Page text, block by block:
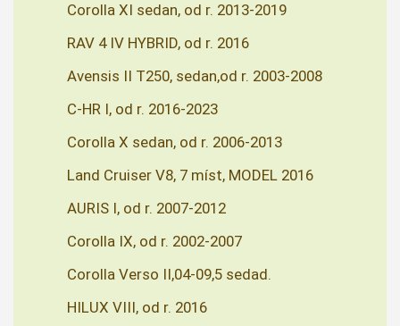
Corolla XI sedan, od r. 2013-2019
RAV 4 IV HYBRID, od r. 2016
Avensis II T250, sedan,od r. 2003-2008
C-HR I, od r. 2016-2023
Corolla X sedan, od r. 2006-2013
Land Cruiser V8, 7 míst, MODEL 2016
AURIS I, od r. 2007-2012
Corolla IX, od r. 2002-2007
Corolla Verso II,04-09,5 sedad.
HILUX VIII, od r. 2016